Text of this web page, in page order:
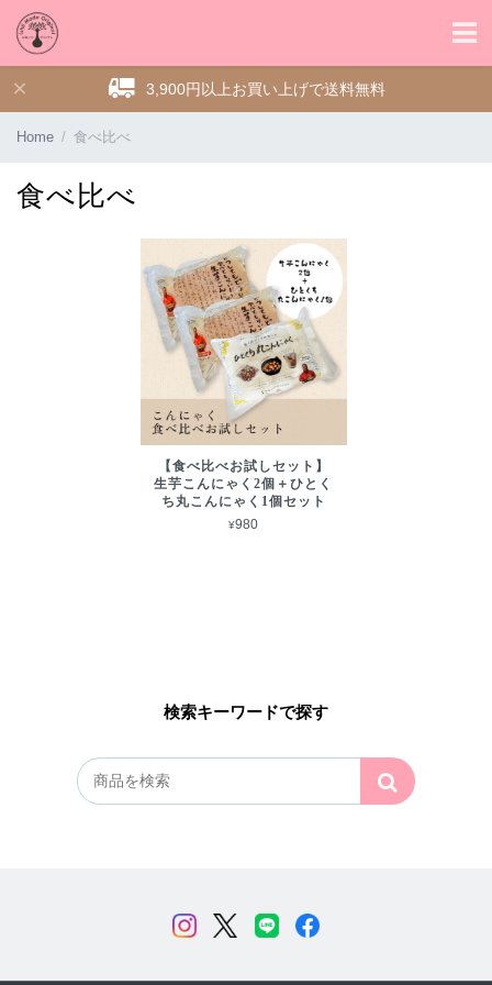
3,900円以上お買い上げで送料無料
Home 食べ比べ
食べ比べ
【食べ比べお試しセット】
生芋こんにゃく2個＋ひとく
ち丸こんにゃく1個セット
¥980
検索キーワードで探す